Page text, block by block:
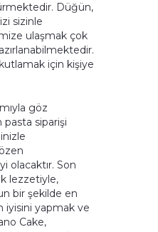
Düğün,
sizinle
ulaşmak çok
için kişiye
göz
pasta siparişi
olacaktır. Son
lezzetiyle,
bir şekilde en
iyisini yapmak ve
Cake,